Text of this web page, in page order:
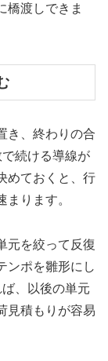
橋渡しできま
き、終わりの合
続ける導線が
めておくと、行
ります。
元を絞って反復
ンポを雛形にし
、以後の単元
見積もりが容易